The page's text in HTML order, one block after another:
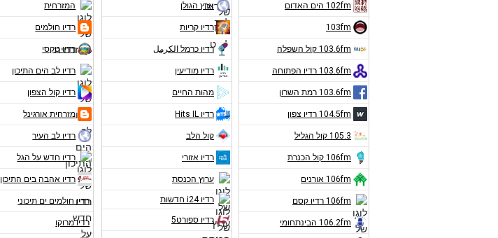
102fm הים האדום
103fm
103.6fm קול השפלה
103.6fm רדיו הפתוחה
103.6fm רמת השרון
104.5fm רדיו צפון
105.3 קול הגליל
106fm קול הכנרת
106fm אורנים
106fm רדיו קסם
106.2fm הבינתחומי
ארץ הגולן
רדיו קריות
רדיו כרמל الكرمل
רדיו מודיעין
מהות החיים
רדיו Hits IL
קול הלב
רדיו אזורי
ערוץ הכנסת
רדיו i24 חדשות
רדיו ספורט5
המזרחית
רדיו חולמים
רדיו טקסי
רדיו לב הים התיכון
רדיו קול הצפון
מזרחית אורגינל
רדיו לב העיר
רדיו חדש על הגל
רדיו אהבה בים התיכון
רדיו חולמים ים תיכוני
רדיו מרוקו